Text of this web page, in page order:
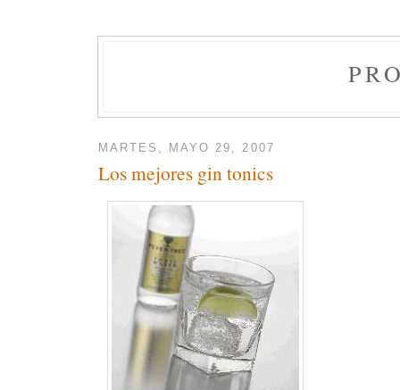
MARTES, MAYO 29, 2007
Los mejores gin tonics